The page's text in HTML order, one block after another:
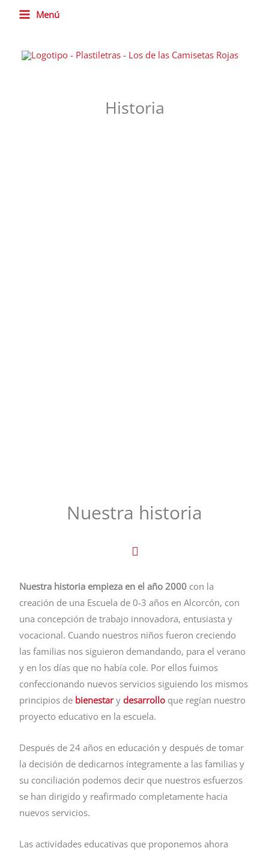
Menú
Historia
Nuestra historia
Nuestra historia empieza en el año 2000 con la
creación de una Escuela de 0-3 años en Alcorcón, con
una concepción de trabajo innovadora, entusiasta y
vocacional. Cuando nuestros niños fueron creciendo
las familias nos siguieron demandando, para el verano
y en los días que no había cole. Por ellos fuimos
confeccionando nuevos servicios siguiendo los mismos
principios de bienestarydesarrollo que regían nuestro
proyecto educativo en la escuela.
Después de 24 años en educación y después de tomar
la decisión de dedicarnos íntegramente a las familias y
su conciliación podemos decir que nuestros esfuerzos
se han dirigido y reafirmado completamente hacia
nuevos servicios.
Las actividades educativas que proponemos ahora